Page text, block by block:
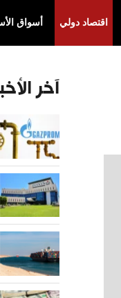
اقتصاد دولي أسواق
آخر